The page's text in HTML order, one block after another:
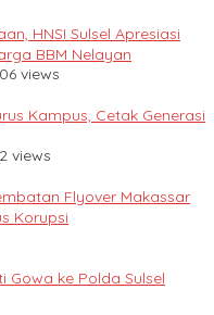
HNSI Sulsel Apresiasi
BBM Nelayan
views
Kampus, Cetak Generasi
views
Flyover Makassar
Korupsi
Gowa ke Polda Sulsel